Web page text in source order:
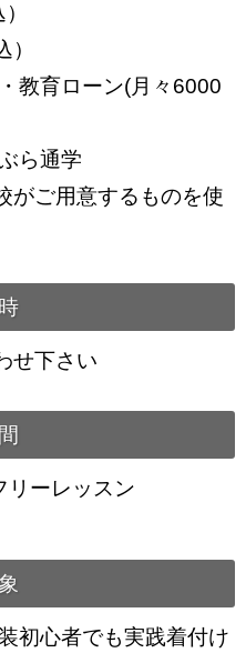
）
教育ローン(月々6000
ら通学
がご用意するものを使
せ下さい
リーレッスン
初心者でも実践着付け